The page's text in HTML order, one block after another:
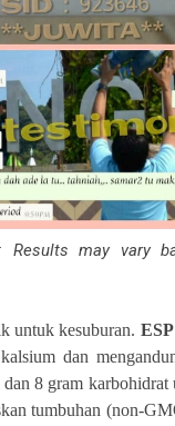
Results may vary
untuk kesuburan. ESP
dan
8 gram karbohidrat
tumbuhan (non-